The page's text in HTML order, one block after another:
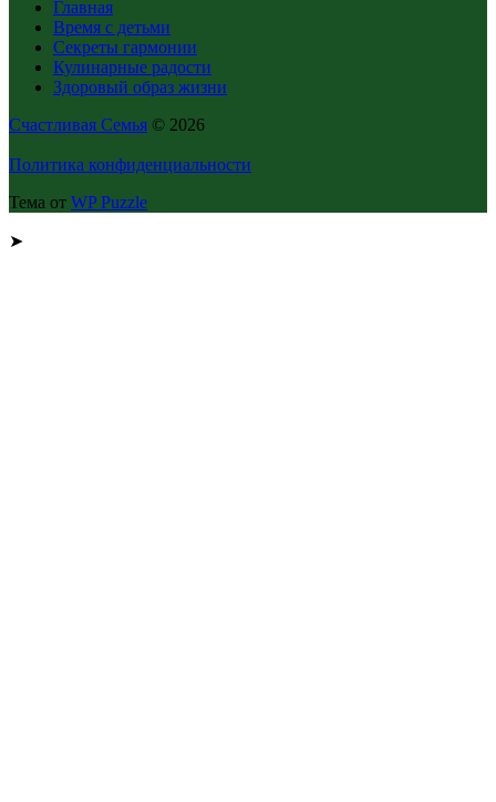
Главная
Время с детьми
Секреты гармонии
Кулинарные радости
Здоровый образ жизни
Счастливая Семья © 2026
Политика конфиденциальности
Тема от WP Puzzle
➤